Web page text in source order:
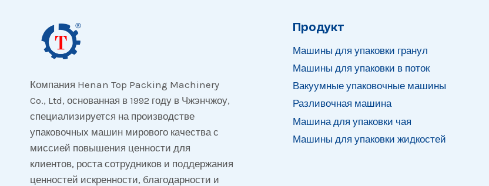
Компания Henan Top Packing Machinery
Co., Ltd, основанная в 1992 году в Чжэнчжоу,
специализируется на производстве
упаковочных машин мирового качества с
миссией повышения ценности для
клиентов, роста сотрудников и поддержания
ценностей искренности, благодарности и
Продукт
Машины для упаковки гранул
Машины для упаковки в поток
Вакуумные упаковочные машины
Разливочная машина
Машина для упаковки чая
Машины для упаковки жидкостей